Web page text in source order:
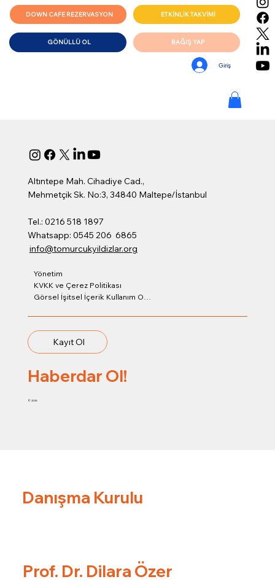
DOWN CAFE REZERVASYON ETKİNLİK TAKVİMİ
GÖNÜLLÜ OL
Giriş
BAĞIŞ YAP
Danışma Kurulu
Prof. Dr. Dilara Özer
© 2025
Haberdar Ol!
Kayıt Ol
Altıntepe Mah. Cihadiye Cad.,
Mehmetçik Sk. No:3, 34840 Maltepe/İstanbul
Tel.: 0216 518 1897
Whatsapp: 0545 206 6865
info@tomurcukyildizlar.org
Yönetim
KVKK ve Çerez Politikası
Görsel İşitsel İçerik Kullanım Onay Formu